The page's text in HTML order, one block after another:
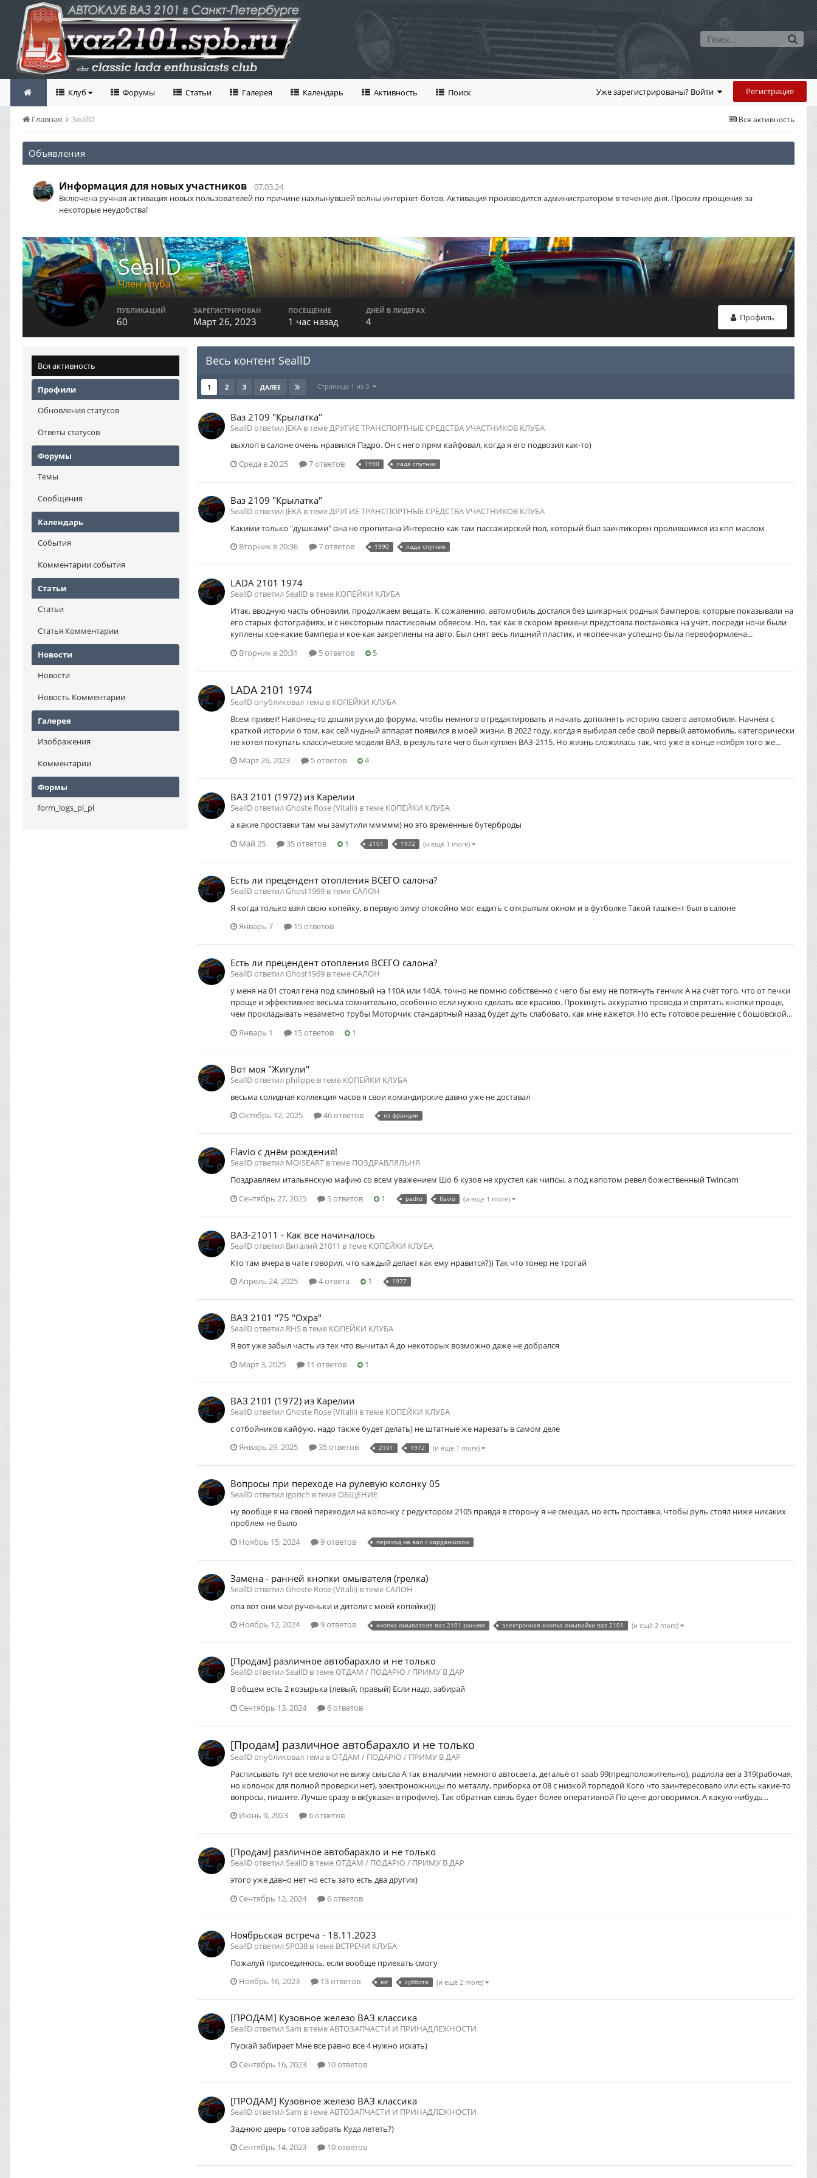
Уже зарегистрированы? Войти Регистрация
Клуб Форумы Статьи Галерея Календарь Активность Поиск
Вся активность
Главная SeallD
Объявления
Информация для новых участников
07.03.24
Включена ручная активация новых пользователей по причине нахлынувшей волны интернет-ботов. Активация производится администратором в течение дня. Просим прощения за
некоторые неудобства!
SeallD
Член клуба
Профиль
ПУБЛИКАЦИЙ
60
ЗАРЕГИСТРИРОВАН
Март 26, 2023
ПОСЕЩЕНИЕ
1 час назад
ДНЕЙ В ЛИДЕРАХ
4
Вся активность
Профили
Обновления статусов
Ответы статусов
Форумы
Темы
Сообщения
Календарь
События
Комментарии события
Статьи
Статьи
Статья Комментарии
Новости
Новости
Новость Комментарии
Галерея
Изображения
Комментарии
Формы
form_logs_pl_pl
Весь контент SeallD
1 2 3 ДАЛЕЕ Страница 1 из 3
Ваз 2109 "Крылатка"
SeallD ответил JEKA в темеДРУГИЕ ТРАНСПОРТНЫЕ СРЕДСТВА УЧАСТНИКОВ КЛУБА
выхлоп в салоне очень нравился Пэдро. Он с него прям кайфовал, когда я его подвозил как-то)
Среда в 20:25
7 ответов 1990 лада спутник
Ваз 2109 "Крылатка"
SeallD ответил JEKA в теме ДРУГИЕ ТРАНСПОРТНЫЕ СРЕДСТВА УЧАСТНИКОВ КЛУБА
Какими только "душками" она не пропитана Интересно как там пассажирский пол, который был заинтикорен пролившимся из кпп маслом
Вторник в 20:36
7 ответов 1990 лада спутник
LADA 2101 1974
SeallD ответил SeallD в теме КОПЕЙКИ КЛУБА
Итак, вводную часть обновили, продолжаем вещать. К сожалению, автомобиль достался без шикарных родных бамперов, которые показывали на
его старых фотографиях, и с некоторым пластиковым обвесом. Но, так как в скором времени предстояла постановка на учёт, посреди ночи были
куплены кое‑какие бампера и кое‑как закреплены на авто. Был снят весь лишний пластик, и «копеечка» успешно была переоформлена...
Вторник в 20:31
5 ответов 5
LADA 2101 1974
SeallD опубликовал тема в КОПЕЙКИ КЛУБА
Всем привет! Наконец‑то дошли руки до форума, чтобы немного отредактировать и начать дополнять историю своего автомобиля. Начнём с
краткой истории о том, как сей чудный аппарат появился в моей жизни. В 2022 году, когда я выбирал себе свой первый автомобиль, категорически
не хотел покупать классические модели ВАЗ, в результате чего был куплен ВАЗ‑2115. Но жизнь сложилась так, что уже в конце ноября того же...
Март 26, 2023
5 ответов 4
ВАЗ 2101 (1972) из Карелии
SeallD ответил Ghoste Rose (Vitalii) в теме КОПЕЙКИ КЛУБА
а какие проставки там мы замутили ммммм) но это временные бутерброды
Май 25
35 ответов 1 2101 1972 (и ещё 1 more)
Есть ли прецендент отопления ВСЕГО салона?
SeallD ответил Ghost1969 в теме САЛОН
Я когда только взял свою копейку, в первую зиму спокойно мог ездить с открытым окном и в футболке Такой ташкент был в салоне
Январь 7
15 ответов
Есть ли прецендент отопления ВСЕГО салона?
SeallD ответил Ghost1969 в теме САЛОН
у меня на 01 стоял гена под клиновый на 110А или 140А, точно не помню собственно с чего бы ему не потянуть генчик А на счёт того, что от печки
проще и эффективнее весьма сомнительно, особенно если нужно сделать всё красиво. Прокинуть аккуратно провода и спрятать кнопки проще,
чем прокладывать незаметно трубы Моторчик стандартный назад будет дуть слабовато, как мне кажется. Но есть готовое решение с бошовской...
Январь 1
15 ответов 1
Вот моя "Жигули"
SeallD ответил philippe в теме КОПЕЙКИ КЛУБА
весьма солидная коллекция часов я свои командирские давно уже не доставал
Октябрь 12, 2025
46 ответов из франции
Flavio с днём рождения!
SeallD ответил MOISEART в теме ПОЗДРАВЛЯЛЬНЯ
Поздравляем итальянскую мафию со всем уважением Шо б кузов не хрустел как чипсы, а под капотом ревел божественный Twincam
Сентябрь 27, 2025
5 ответов 1 pedro flavio (и ещё 1 more)
ВАЗ-21011 - Как все начиналось
SeallD ответил Виталий 21011 в теме КОПЕЙКИ КЛУБА
Кто там вчера в чате говорил, что каждый делает как ему нравится?)) Так что тонер не трогай
Апрель 24, 2025
4 ответа 1 1977
ВАЗ 2101 "75 "Охра"
SeallD ответил RHS в теме КОПЕЙКИ КЛУБА
Я вот уже забыл часть из тех что вычитал А до некоторых возможно даже не добрался
Март 3, 2025
11 ответов 1
ВАЗ 2101 (1972) из Карелии
SeallD ответил Ghoste Rose (Vitalii) в теме КОПЕЙКИ КЛУБА
с отбойников кайфую, надо также будет делать) не штатные же нарезать в самом деле
Январь 29, 2025
35 ответов 2101 1972 (и ещё 1 more)
Вопросы при переходе на рулевую колонку 05
SeallD ответил igorich в темеОБЩЕНИЕ
ну вообще я на своей переходил на колонку с редуктором 2105 правда в сторону я не смещал, но есть проставка, чтобы руль стоял ниже никаких
проблем не было
Ноябрь 15, 2024
9 ответов переход на вал с карданчиком
Замена - ранней кнопки омывателя (грелка)
SeallD ответил Ghoste Rose (Vitalii) в теме САЛОН
опа вот они мои рученьки и дитоли с моей копейки)))
Ноябрь 12, 2024
9 ответов кнопка омывателя ваз 2101 ранняя электронная кнопка омывайки ваз 2101 (и ещё 2 more)
[Продам] различное автобарахло и не только
SeallD ответил SeallD в темеОТДАМ / ПОДАРЮ / ПРИМУ В ДАР
В общем есть 2 козырька (левый, правый) Если надо, забирай
Сентябрь 13, 2024
6 ответов
[Продам] различное автобарахло и не только
SeallD опубликовал тема вОТДАМ / ПОДАРЮ / ПРИМУ В ДАР
Расписывать тут все мелочи не вижу смысла А так в наличии немного автосвета, детальё от saab 99(предположительно), радиола вега 319(рабочая,
но колонок для полной проверки нет), электроножницы по металлу, приборка от 08 с низкой торпедой Кого что заинтересовало или есть какие-то
вопросы, пишите. Лучше сразу в вк(указан в профиле). Так обратная связь будет более оперативной По цене договоримся. А какую-нибудь...
Июнь 9, 2023
6 ответов
[Продам] различное автобарахло и не только
SeallD ответил SeallD в темеОТДАМ / ПОДАРЮ / ПРИМУ В ДАР
этого уже давно нет но есть зато есть два других)
Сентябрь 12, 2024
6 ответов
Ноябрьская встреча - 18.11.2023
SeallD ответил SP038 в теме ВСТРЕЧИ КЛУБА
Пожалуй присоединюсь, если вообще приехать смогу
Ноябрь 16, 2023
13 ответов юг суббота (и ещё 2 more)
[ПРОДАМ] Кузовное железо ВАЗ классика
SeallD ответил Sam в темеАВТОЗАПЧАСТИ И ПРИНАДЛЕЖНОСТИ
Пускай забирает Мне все равно все 4 нужно искать)
Сентябрь 16, 2023
10 ответов
[ПРОДАМ] Кузовное железо ВАЗ классика
SeallD ответил Sam в темеАВТОЗАПЧАСТИ И ПРИНАДЛЕЖНОСТИ
Заднюю дверь готов забрать Куда лететь?)
Сентябрь 14, 2023
10 ответов